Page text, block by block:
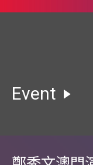
Event